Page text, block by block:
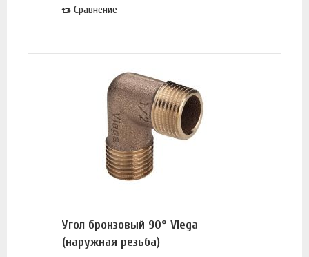
Сравнение
Угол бронзовый 90° Viega
(наружная резьба)